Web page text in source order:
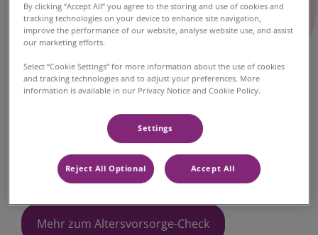
Altersvorsorge-Check für ältere
Viele Erkrankungen entwickeln sich im Alter
schleichend und bleiben lange unbemerkt.
Regelmäßige Vorsorgeuntersuchungen helfen,
Veränderungen frühzeitig zu erkennen.
Mehr zum Altersvorsorge-Check
By clicking “Accept All” you agree to the storing and use of cookies and
tracking technologies on your device to enhance site navigation,
improve the performance of our website, analyse website use, and assist
our marketing efforts.
Select “Cookie Settings” for more information about the use of cookies
and tracking technologies and to adjust your preferences. More
information is available in our Privacy Notice and Cookie Policy.
Settings
Reject All Optional Accept All